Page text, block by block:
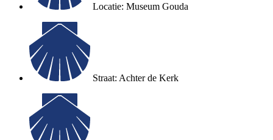
Locatie: Museum Gouda
Straat: Achter de Kerk